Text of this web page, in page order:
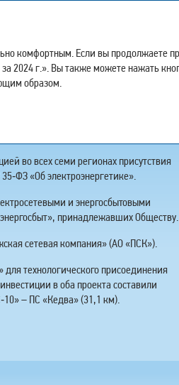
во всех семи регионах присутствия
«Об электроэнергетике».
и энергосбытовыми
принадлежавших Обществу.
сетевая компания» (АО «ПСК»).
технологического присоединения
в оба проекта составили
– ПС «Кедва» (31,1 км).
комфортным. Если вы продолжаете
2024 г.». Вы также можете нажать
образом.